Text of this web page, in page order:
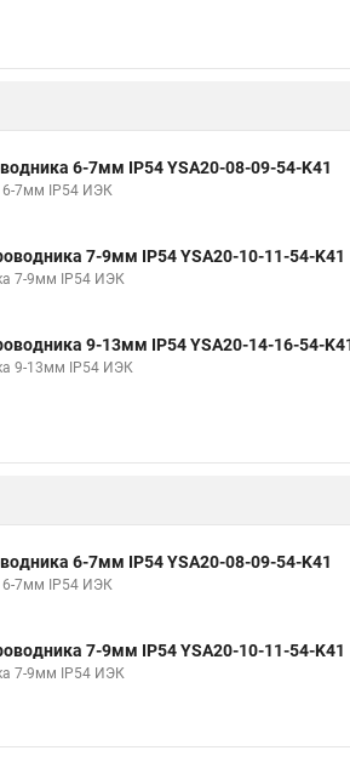
6-7мм IP54 YSA20-08-09-54-K41
6-7мм IP54 ИЭК
7-9мм IP54 YSA20-10-11-54-K41
7-9мм IP54 ИЭК
9-13мм IP54 YSA20-14-16-54-
9-13мм IP54 ИЭК
6-7мм IP54 YSA20-08-09-54-K41
6-7мм IP54 ИЭК
7-9мм IP54 YSA20-10-11-54-K41
7-9мм IP54 ИЭК